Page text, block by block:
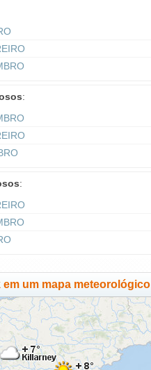
:
:
em um mapa meteorológico